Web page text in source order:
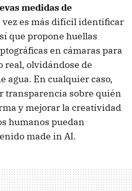
medidas de
vez es más difícil identificar
que propone huellas
en cámaras para
olvidándose de
agua. En cualquier caso,
transparencia sobre quién
y mejorar la creatividad
humanos puedan
made in AI.